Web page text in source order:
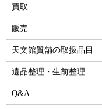
買取
販売
天文館質舗の取扱品目
遺品整理・生前整理
Q&A